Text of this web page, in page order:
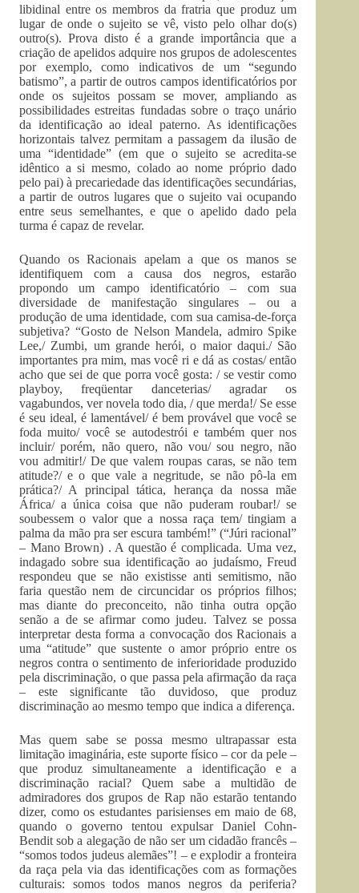
libidinal entre os membros da fratria que produz um
lugar de onde o sujeito se vê, visto pelo olhar do(s)
outro(s). Prova disto é a grande importância que a
criação de apelidos adquire nos grupos de adolescentes
por exemplo, como indicativos de um “segundo
batismo”, a partir de outros campos identificatórios por
onde os sujeitos possam se mover, ampliando as
possibilidades estreitas fundadas sobre o traço unário
da identificação ao ideal paterno. As identificações
horizontais talvez permitam a passagem da ilusão de
uma “identidade” (em que o sujeito se acredita-se
idêntico a si mesmo, colado ao nome próprio dado
pelo pai) à precariedade das identificações secundárias,
a partir de outros lugares que o sujeito vai ocupando
entre seus semelhantes, e que o apelido dado pela
turma é capaz de revelar.
Quando os Racionais apelam a que os manos se
identifiquem com a causa dos negros, estarão
propondo um campo identificatório – com sua
diversidade de manifestação singulares – ou a
produção de uma identidade, com sua camisa-de-força
subjetiva? “Gosto de Nelson Mandela, admiro Spike
Lee,/ Zumbi, um grande herói, o maior daqui./ São
importantes pra mim, mas você ri e dá as costas/ então
acho que sei de que porra você gosta: / se vestir como
playboy, freqüentar danceterias/ agradar os
vagabundos, ver novela todo dia, / que merda!/ Se esse
é seu ideal, é lamentável/ é bem provável que você se
foda muito/ você se autodestrói e também quer nos
incluir/ porém, não quero, não vou/ sou negro, não
vou admitir!/ De que valem roupas caras, se não tem
atitude?/ e o que vale a negritude, se não pô-la em
prática?/ A principal tática, herança da nossa mãe
África/ a única coisa que não puderam roubar!/ se
soubessem o valor que a nossa raça tem/ tingiam a
palma da mão pra ser escura também!” (“Júri racional”
– Mano Brown) . A questão é complicada. Uma vez,
indagado sobre sua identificação ao judaísmo, Freud
respondeu que se não existisse anti semitismo, não
faria questão nem de circuncidar os próprios filhos;
mas diante do preconceito, não tinha outra opção
senão a de se afirmar como judeu. Talvez se possa
interpretar desta forma a convocação dos Racionais a
uma “atitude” que sustente o amor próprio entre os
negros contra o sentimento de inferioridade produzido
pela discriminação, o que passa pela afirmação da raça
– este significante tão duvidoso, que produz
discriminação ao mesmo tempo que indica a diferença.
Mas quem sabe se possa mesmo ultrapassar esta
limitação imaginária, este suporte físico – cor da pele –
que produz simultaneamente a identificação e a
discriminação racial? Quem sabe a multidão de
admiradores dos grupos de Rap não estarão tentando
dizer, como os estudantes parisienses em maio de 68,
quando o governo tentou expulsar Daniel Cohn-
Bendit sob a alegação de não ser um cidadão francês –
“somos todos judeus alemães”! – e explodir a fronteira
da raça pela via das identificações com as formações
culturais: somos todos manos negros da periferia?